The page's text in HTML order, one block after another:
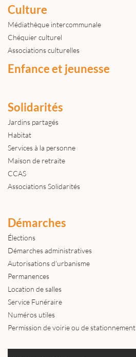
Culture
Médiathèque intercommunale
Chéquier culturel
Associations culturelles
Enfance et jeunesse
Solidarités
Jardins partagés
Habitat
Services à la personne
Maison de retraite
CCAS
Associations Solidarités
Démarches
Élections
Démarches administratives
Autorisations d'urbanisme
Permanences
Location de salles
Service Funéraire
Numéros utiles
Permission de voirie ou de stationnement